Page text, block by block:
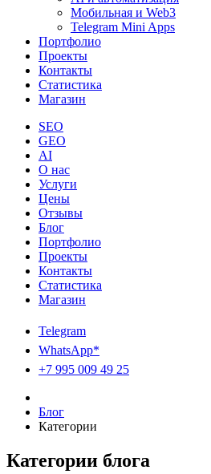
Мобильная и Web3
Telegram Mini Apps
Портфолио
Проекты
Контакты
Статистика
Магазин
SEO
GEO
AI
О нас
Услуги
Цены
Отзывы
Блог
Портфолио
Проекты
Контакты
Статистика
Магазин
Telegram
WhatsApp*
+7 995 009 49 25
Блог
Категории
Категории блога